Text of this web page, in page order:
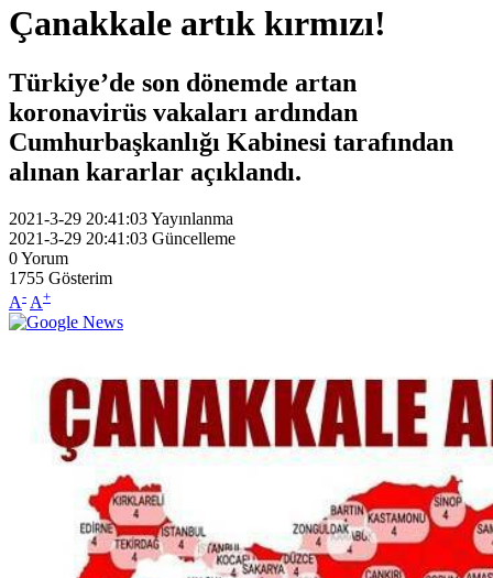
Çanakkale artık kırmızı!
Türkiye’de son dönemde artan
koronavirüs vakaları ardından
Cumhurbaşkanlığı Kabinesi tarafından
alınan kararlar açıklandı.
2021-3-29 20:41:03Yayınlanma
2021-3-29 20:41:03 Güncelleme
0Yorum
1755 Gösterim
A- A+